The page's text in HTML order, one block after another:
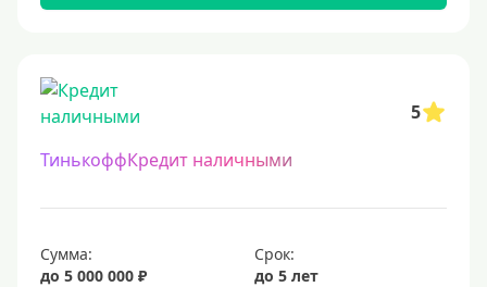
5
ТинькоффКредит наличными
Сумма:
до 5 000 000 ₽
Срок:
до 5 лет